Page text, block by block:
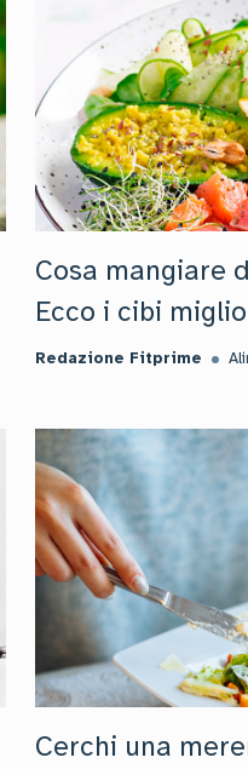
Cosa mangiare
Ecco i cibi
Redazione Fitprime
Cerchi una